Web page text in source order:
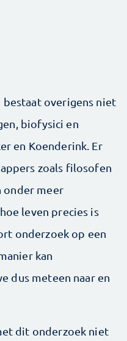
overigens niet
biofysici en
en Koenderink. Er
zoals filosofen
onder meer
leven precies is
onderzoek op een
kan
dus meteen naar en
dit onderzoek niet